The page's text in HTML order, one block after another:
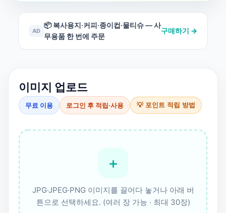
AD
📦 복사용지·커피·종이컵·물티슈 — 사
무용품 한 번에 주문
구매하기 →
이미지 업로드
무료 이용 로그인 후 적립·사용 💡 포인트 적립 방법
＋
JPG·JPEG·PNG 이미지를 끌어다 놓거나 아래 버
튼으로 선택하세요. (여러 장 가능 · 최대 30장)